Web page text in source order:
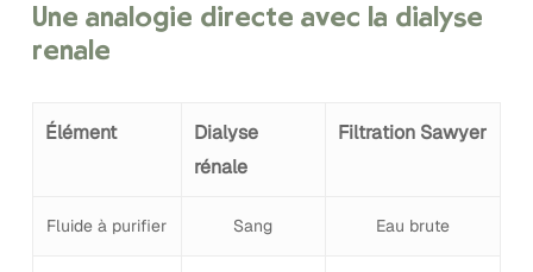
Une analogie directe avec la dialyse
rénale
Élément
Dialyse
rénale
Filtration Sawyer
Fluide à purifier Sang Eau brute